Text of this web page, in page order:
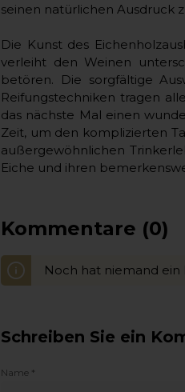
seinen natürlichen Ausdruck
Die Kunst des
verleiht den Weinen
betören. Die sorgfältige
Reifungstechniken tragen
das nächste Mal einen
Zeit, um den komplizierten
außergewöhnlichen
Eiche und ihren
Kommentare (0)
Noch hat niemand
Schreiben Sie ein
Name *